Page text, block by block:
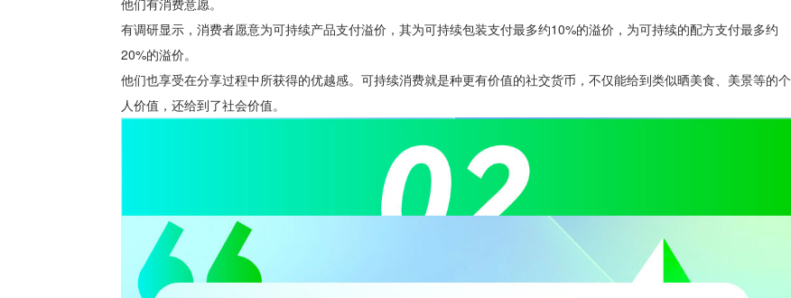
有调研显示，消费者愿意为可持续产品支付溢价，其为可持续包装支付最多约10%的溢价，为可持续的配方支付最多约
20%的溢价。
他们也享受在分享过程中所获得的优越感。可持续消费就是种更有价值的社交货币，不仅能给到类似晒美食、美景等的个
人价值，还给到了社会价值。